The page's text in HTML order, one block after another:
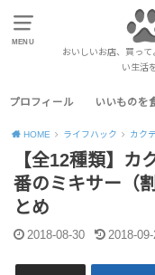
MENU
おいしいお店、買っ
い生活
プロフィール いいものを
HOME ライフハック カク
【全12種類】カ
番のミキサー（
とめ
2018-08-30 2018-